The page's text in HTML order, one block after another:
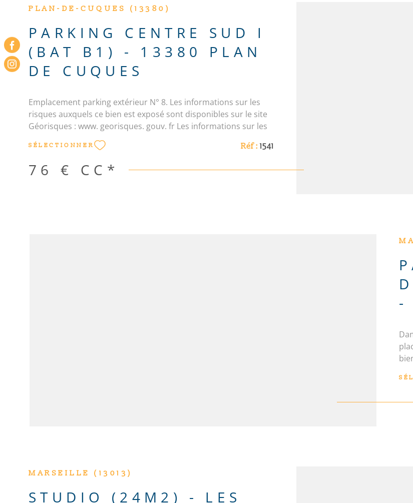
PLAN-DE-CUQUES (13380)
PARKING CENTRE SUD I
(BAT B1) - 13380 PLAN
DE CUQUES
Emplacement parking extérieur N° 8. Les informations sur les
risques auxquels ce bien est exposé sont disponibles sur le site
Géorisques : www. georisques. gouv. fr Les informations sur les
risques auxquels ce bien est exposé sont disponibles sur le site
Géorisques
SÉLECTIONNER Réf : 1541
76 € CC*
-
MARSEILLE (13013)
STUDIO (24M2) - LES